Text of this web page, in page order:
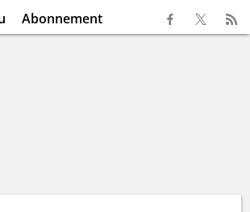
Abonnement